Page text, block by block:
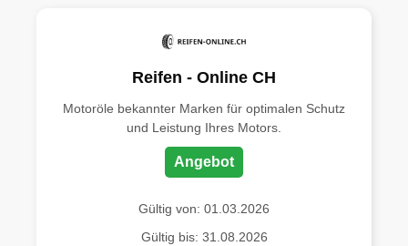
Reifen - Online CH
Motoröle bekannter Marken für optimalen Schutz
und Leistung Ihres Motors.
Angebot
Gültig von: 01.03.2026
Gültig bis: 31.08.2026